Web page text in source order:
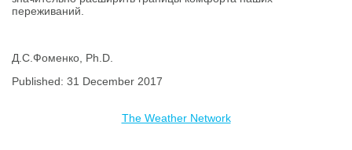
переживаний.
Д.С.Фоменко, Ph.D.
Published: 31 December 2017
The Weather Network